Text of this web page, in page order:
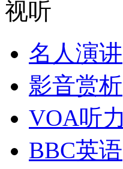
视听
名人演讲
影音赏析
VOA听力
BBC英语